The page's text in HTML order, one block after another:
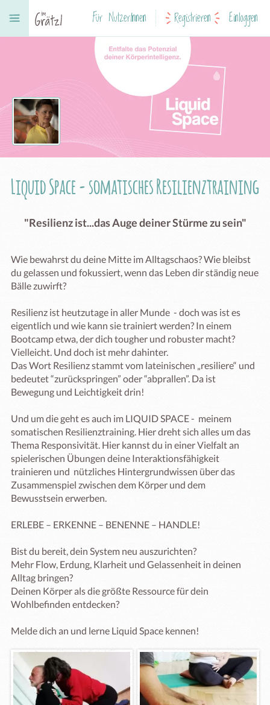
Für NutzerInnen Registrieren Einloggen
Liquid Space - somatisches Resilienztraining
"Resilienz ist...das Auge deiner Stürme zu sein"
Wie bewahrst du deine Mitte im Alltagschaos? Wie bleibst
du gelassen und fokussiert, wenn das Leben dir ständig neue
Bälle zuwirft?
Resilienz ist heutzutage in aller Munde  - doch was ist es
eigentlich und wie kann sie trainiert werden? In einem
Bootcamp etwa, der dich tougher und robuster macht?
Vielleicht. Und doch ist mehr dahinter.
Das Wort Resilienz stammt vom lateinischen „resiliere“ und
bedeutet “zurückspringen” oder “abprallen”. Da ist
Bewegung und Leichtigkeit drin!
Und um die geht es auch im LIQUID SPACE -  meinem
somatischen Resilienztraining. Hier dreht sich alles um das
Thema Responsivität. Hier kannst du in einer Vielfalt an
spielerischen Übungen deine Interaktionsfähigkeit
trainieren und  nützliches Hintergrundwissen über das
Zusammenspiel zwischen dem Körper und dem
Bewusstsein erwerben.
ERLEBE – ERKENNE – BENENNE – HANDLE!
Bist du bereit, dein System neu auszurichten?
Mehr Flow, Erdung, Klarheit und Gelassenheit in deinen
Alltag bringen?
Deinen Körper als die größte Ressource für dein
Wohlbefinden entdecken?